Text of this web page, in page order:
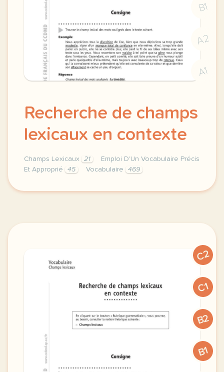
B1
A2
A1
Recherche de champs
lexicaux en contexte
Champs Lexicaux 21
Emploi D'Un Vocabulaire Précis
Et Approprié
45 Vocabulaire 469
recherche de champs lexicaux vocabulaire en
C2
C1
B2
B1